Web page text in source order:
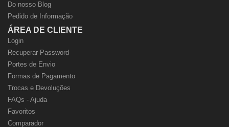
Do nosso Blog
Pedido de Informação
ÁREA DE CLIENTE
Login
Recuperar Password
Portes de Envio
Formas de Pagamento
Trocas e Devoluções
FAQs - Ajuda
Favoritos
Comparador